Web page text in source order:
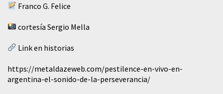
Franco G. Felice
cortesía Sergio Mella
Link en historias
https://metaldazeweb.com/pestilence-en-vivo-en-
argentina-el-sonido-de-la-perseverancia/